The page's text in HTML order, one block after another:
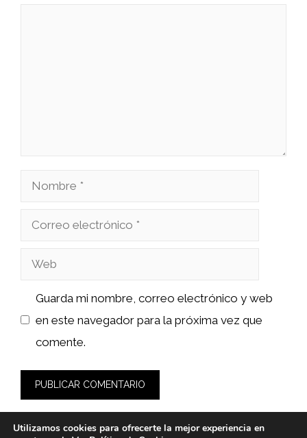
Nombre
Correo
Web
Guarda mi nombre, correo electrónico y web
en este navegador para la próxima vez que
comente.
Utilizamos cookies para ofrecerte la mejor experiencia en